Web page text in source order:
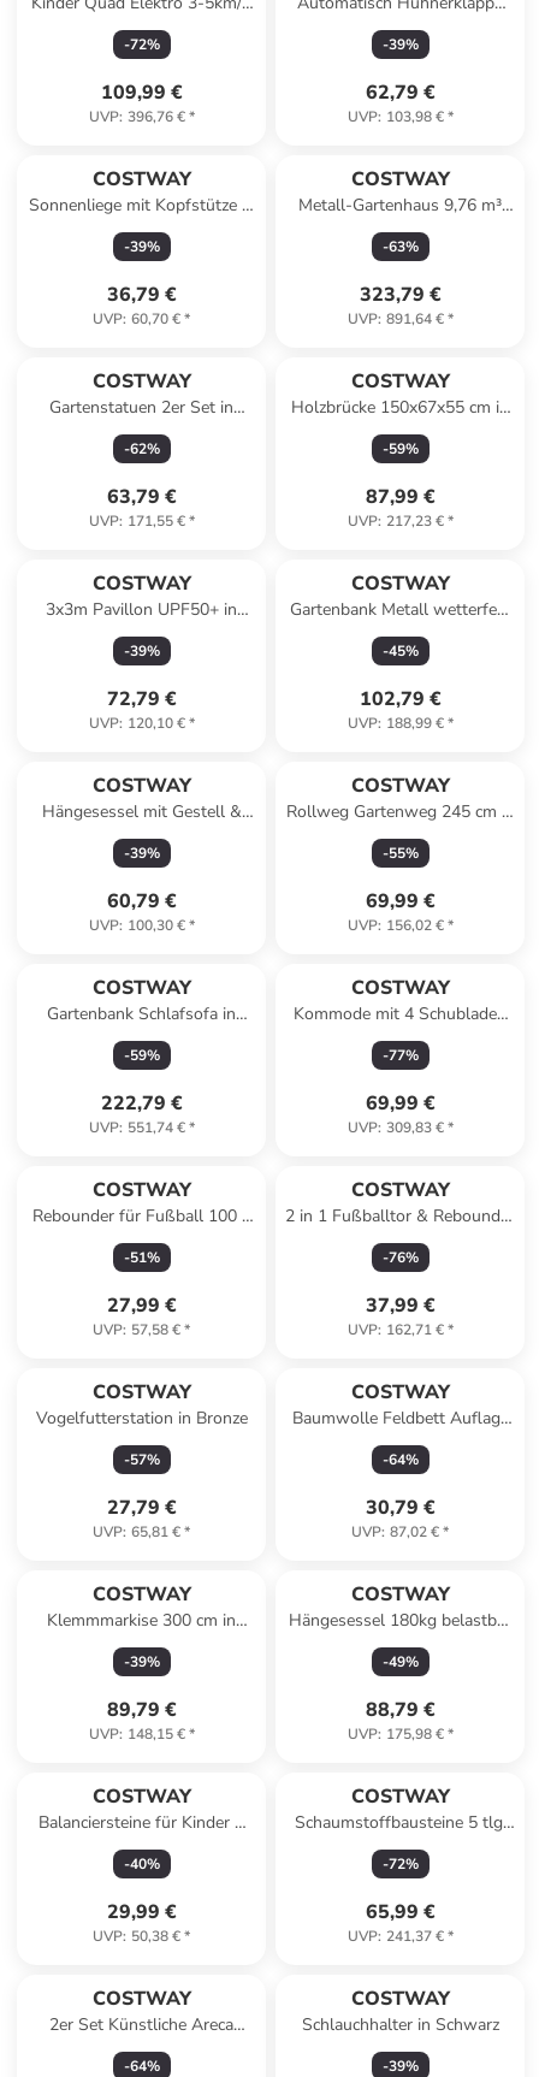
mit 4 rutschfesten Rädern ab
3 Jahren in Grün
-72%
109,99 €
UVP: 396,76 €*
Solar in Grau
-39%
62,79 €
UVP: 103,98 €*
COSTWAY
Sonnenliege mit Kopfstütze in
Beige
-39%
36,79 €
UVP: 60,70 €*
COSTWAY
Metall-Gartenhaus 9,76 m³
Türgröße: 117x163cm in Grau
-63%
323,79 €
UVP: 891,64 €*
COSTWAY
Gartenstatuen 2er Set in
Bronze
-62%
63,79 €
UVP: 171,55 €*
COSTWAY
Holzbrücke 150x67x55 cm in
Braun
-59%
87,99 €
UVP: 217,23 €*
COSTWAY
3x3m Pavillon UPF50+ in
Weiß
-39%
72,79 €
UVP: 120,10 €*
COSTWAY
Gartenbank Metall wetterfest
in Braun
-45%
102,79 €
UVP: 188,99 €*
COSTWAY
Hängesessel mit Gestell &
Aufhängegurt bis 150kg in
Grau
-39%
60,79 €
UVP: 100,30 €*
COSTWAY
Rollweg Gartenweg 245 cm in
Hellbraun
-55%
69,99 €
UVP: 156,02 €*
COSTWAY
Gartenbank Schlafsofa in
Grau
-59%
222,79 €
UVP: 551,74 €*
COSTWAY
Kommode mit 4 Schubladen
in Weiß
-77%
69,99 €
UVP: 309,83 €*
COSTWAY
Rebounder für Fußball 100 x
100 cm in Rot
-51%
27,99 €
UVP: 57,58 €*
COSTWAY
2 in 1 Fußballtor & Rebounder
für Kinder/Erwachsene in
Schwarz
-76%
37,99 €
UVP: 162,71 €*
COSTWAY
Vogelfutterstation in Bronze
-57%
27,79 €
UVP: 65,81 €*
COSTWAY
Baumwolle Feldbett Auflage
190 x 70 cm in Blau
-64%
30,79 €
UVP: 87,02 €*
COSTWAY
Klemmmarkise 300 cm in
Grau
-39%
89,79 €
UVP: 148,15 €*
COSTWAY
Hängesessel 180kg belastbar
in Weiß
-49%
88,79 €
UVP: 175,98 €*
COSTWAY
Balanciersteine für Kinder 5
tlg. in Bunt
-40%
29,99 €
UVP: 50,38 €*
COSTWAY
Schaumstoffbausteine 5 tlg.
in Andere
-72%
65,99 €
UVP: 241,37 €*
COSTWAY
2er Set Künstliche Areca
Palme in Grün
-64%
COSTWAY
Schlauchhalter in Schwarz
-39%